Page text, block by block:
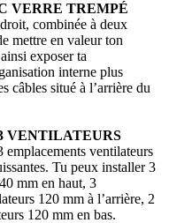
VERRE TREMPÉ
combinée à deux
mettre en valeur ton
exposer ta
interne plus
câbles situé à l’arrière du
VENTILATEURS
ventilateurs
Tu peux installer 3
mm en haut, 3
120 mm à l’arrière, 2
120 mm en bas.